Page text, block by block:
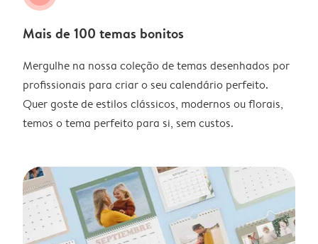
Mais de 100 temas bonitos
Mergulhe na nossa coleção de temas desenhados por
profissionais para criar o seu calendário perfeito.
Quer goste de estilos clássicos, modernos ou florais,
temos o tema perfeito para si, sem custos.